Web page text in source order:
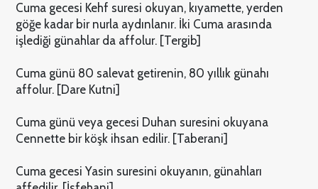
Cuma gecesi Kehf suresi okuyan, kıyamette, yerden
göğe kadar bir nurla aydınlanır. İki Cuma arasında
işlediği günahlar da affolur. [Tergib]
Cuma günü 80 salevat getirenin, 80 yıllık günahı
affolur. [Dare Kutni]
Cuma günü veya gecesi Duhan suresini okuyana
Cennette bir köşk ihsan edilir. [Taberani]
Cuma gecesi Yasin suresini okuyanın, günahları